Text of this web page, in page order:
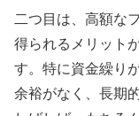
二つ目は、高額な
得られるメリット
す。特に資金繰り
余裕がなく、長期